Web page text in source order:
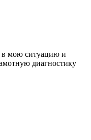
мою ситуацию и
диагностику